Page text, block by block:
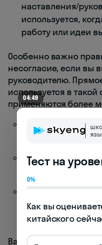
наставления/
используется,
работу или идеи
Особенно важно
несогласие, если вы
руководителю.
используется в
применяются более
恐怕有些困难
Боюсь, есть
这个问题比较复杂
Этот вопрос
或许我们可以考虑
kǎolǜ qítā fāng'àn)
рассмотреть
Важно отметить, что в
04:49
Тест на
0%
Как вы
китайского